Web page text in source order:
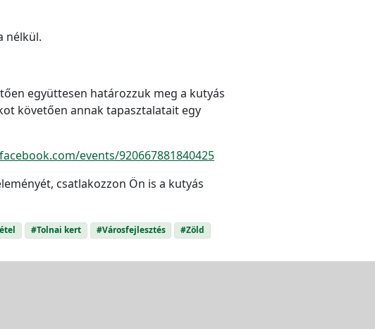
nélkül.
együttesen határozzuk meg a kutyás
követően annak tapasztalatait egy
events/920667881840425
csatlakozzon Ön is a kutyás
#Tolnai kert #Városfejlesztés #Zöld